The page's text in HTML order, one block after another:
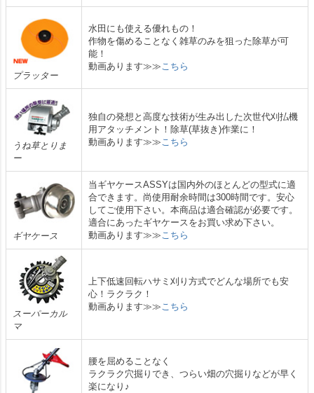
プラッター
水田にも使える優れもの！
作物を傷めることなく雑草のみを狙った除草が可
能！
動画あります≫≫ こちら
うね草とりま
ー
独自の発想と高度な技術が生み出した次世代刈払機
用アタッチメント！除草(草抜き)作業に！
動画あります≫≫ こちら
ギヤケース
当ギヤケースASSYは国内外のほとんどの型式に適
合できます。尚使用耐余時間は300時間です。安心
してご使用下さい。本商品は適合確認が必要です。
適合にあったギヤケースをお買い求め下さい。
動画あります≫≫ こちら
スーパーカル
マ
上下低速回転ハサミ刈り方式でどんな場所でも安
心！ラクラク！
動画あります≫≫ こちら
腰を屈めることなく
ラクラク穴掘りでき、つらい畑の穴掘りなどが早く
楽になり♪